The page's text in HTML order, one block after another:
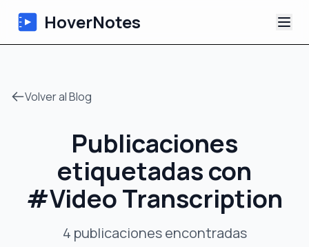
HoverNotes
Notas de Video con IA
Tutoriales
Volver al Blog
Publicaciones
etiquetadas con
#Video Transcription
4 publicaciones encontradas